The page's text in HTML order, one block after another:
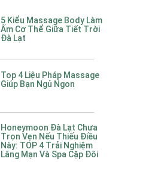
5 Kiểu Massage Body Làm
Ấm Cơ Thể Giữa Tiết Trời
Đà Lạt
Top 4 Liệu Pháp Massage
Giúp Bạn Ngủ Ngon
Honeymoon Đà Lạt Chưa
Trọn Vẹn Nếu Thiếu Điều
Này: TOP 4 Trải Nghiệm
Lãng Mạn Và Spa Cặp Đôi